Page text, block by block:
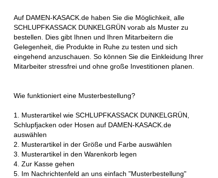
Auf DAMEN-KASACK.de haben Sie die Möglichkeit, alle
SCHLUPFKASSACK DUNKELGRÜN vorab als Muster zu
bestellen. Dies gibt Ihnen und Ihren Mitarbeitern die
Gelegenheit, die Produkte in Ruhe zu testen und sich
eingehend anzuschauen. So können Sie die Einkleidung Ihrer
Mitarbeiter stressfrei und ohne große Investitionen planen.
Wie funktioniert eine Musterbestellung?
1. Musterartikel wie SCHLUPFKASSACK DUNKELGRÜN,
Schlupfjacken oder Hosen auf DAMEN-KASACK.de
auswählen
2. Musterartikel in der Größe und Farbe auswählen
3. Musterartikel in den Warenkorb legen
4. Zur Kasse gehen
5. Im Nachrichtenfeld an uns einfach "Musterbestellung"